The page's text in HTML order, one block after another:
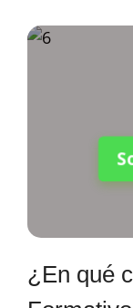
¿En qué